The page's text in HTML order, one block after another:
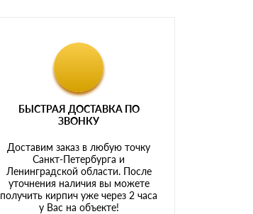
БЫСТРАЯ ДОСТАВКА ПО
ЗВОНКУ
Доставим заказ в любую точку
Санкт-Петербурга и
Ленинградской области. После
уточнения наличия вы можете
получить кирпич уже через 2 часа
у Вас на объекте!